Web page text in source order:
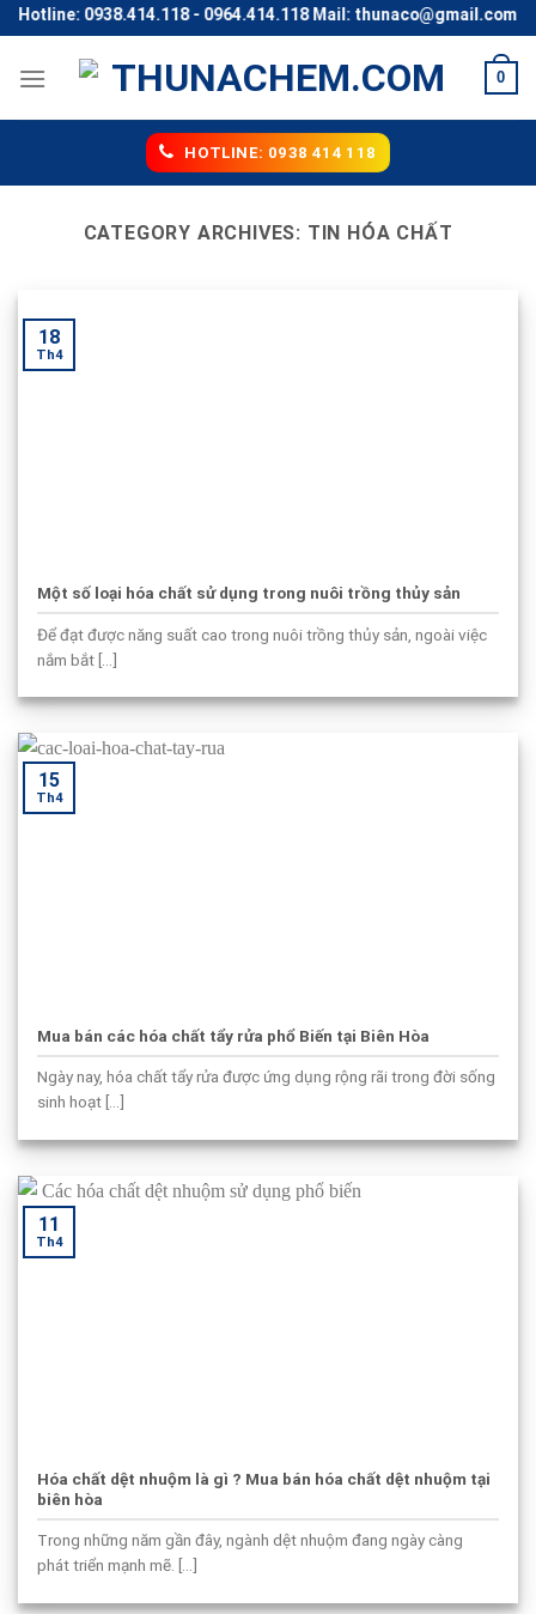
Skip
to
content
0938.414.118 - 0964.414.118 Mail: thunaco@gmail.com
0
HOTLINE: 0938 414 118
CATEGORY ARCHIVES: TIN HÓA CHẤT
Một số loại hóa chất sử dụng trong nuôi trồng thủy sản
Để đạt được năng suất cao trong nuôi trồng thủy sản, ngoài việc
nắm bắt [...]
18
Th4
Mua bán các hóa chất tẩy rửa phổ Biến tại Biên Hòa
Ngày nay, hóa chất tẩy rửa được ứng dụng rộng rãi trong đời sống
sinh hoạt [...]
15
Th4
Hóa chất dệt nhuộm là gì ? Mua bán hóa chất dệt nhuộm tại
biên hòa
Trong những năm gần đây, ngành dệt nhuộm đang ngày càng
phát triển mạnh mẽ. [...]
11
Th4